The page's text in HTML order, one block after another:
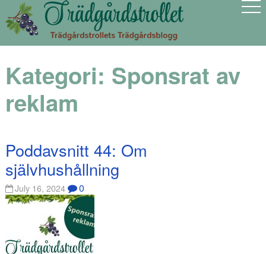
Kategori: Sponsrat av
reklam
Poddavsnitt 44: Om
självhushållning
July 16, 2024 0